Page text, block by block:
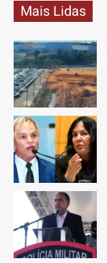
Mais Lidas